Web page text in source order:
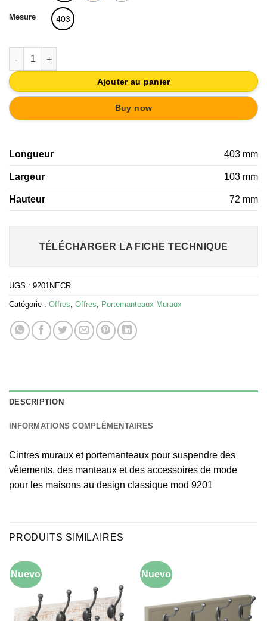
Mesure 403
quantité de PATERE PORTE MANTEAU EN CUIR
Ajouter au panier
Buy now
Longueur 403 mm
Largeur 103 mm
Hauteur 72 mm
TÉLÉCHARGER LA FICHE TECHNIQUE
UGS : 9201NECR
Catégorie : Offres Offres Portemanteaux Muraux
DESCRIPTION
INFORMATIONS COMPLÉMENTAIRES
Cintres muraux et portemanteaux pour suspendre des
vêtements, des manteaux et des accessoires de mode
pour les maisons au design classique mod 9201
PRODUITS SIMILAIRES
-15%
Nuevo -10%
Nuevo